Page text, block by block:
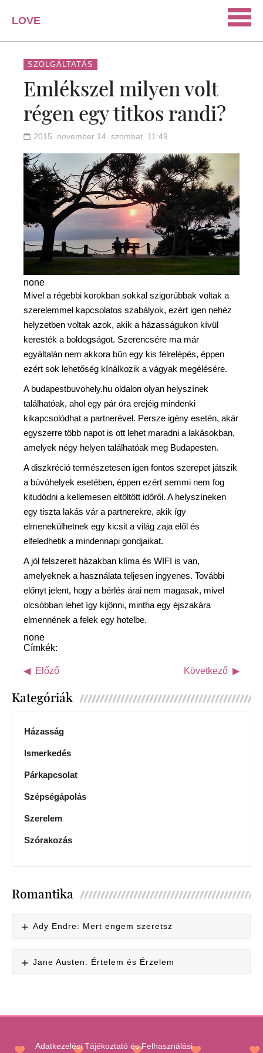
LOVE
PORTAL
SZERELEM
ISMERKEDÉS
PÁRKAPCSOLAT
HÁZASSÁG
KAPCSOLAT
SZOLGÁLTATÁS
Emlékszel milyen volt
régen egy titkos randi?
2015. november 14. szombat, 11:49
none
Mivel a régebbi korokban sokkal szigorúbbak voltak a
szerelemmel kapcsolatos szabályok, ezért igen nehéz
helyzetben voltak azok, akik a házasságukon kívül
keresték a boldogságot. Szerencsére ma már
egyáltalán nem akkora bűn egy kis félrelépés, éppen
ezért sok lehetőség kínálkozik a vágyak megélésére.
A budapestbuvohely.hu oldalon olyan helyszínek
találhatóak, ahol egy pár óra erejéig mindenki
kikapcsolódhat a partnerével. Persze igény esetén, akár
egyszerre több napot is ott lehet maradni a lakásokban,
amelyek négy helyen találhatóak meg Budapesten.
A diszkréció természetesen igen fontos szerepet játszik
a búvóhelyek esetében, éppen ezért semmi nem fog
kitudódni a kellemesen eltöltött időről. A helyszíneken
egy tiszta lakás vár a partnerekre, akik így
elmenekülhetnek egy kicsit a világ zaja elől és
elfeledhetik a mindennapi gondjaikat.
A jól felszerelt házakban klíma és WIFI is van,
amelyeknek a használata teljesen ingyenes. További
előnyt jelent, hogy a bérlés árai nem magasak, mivel
olcsóbban lehet így kijönni, mintha egy éjszakára
elmennének a felek egy hotelbe.
none
Címkék:
Előző Következő
Kategóriák
Házasság
Ismerkedés
Párkapcsolat
Szépségápolás
Szerelem
Szórakozás
Romantika
Ady Endre: Mert engem szeretsz
Jane Austen: Értelem és Érzelem
Adatkezelési Tájékoztató és Felhasználási